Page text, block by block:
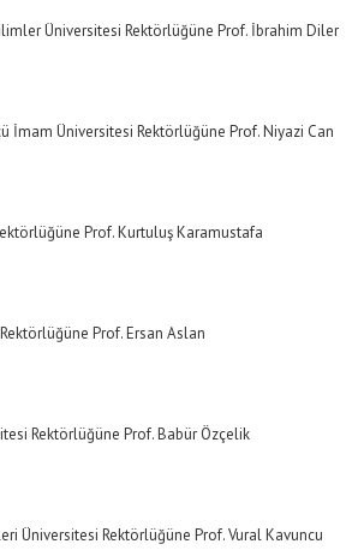
Üniversitesi Rektörlüğüne Prof. İbrahim Diler
İmam Üniversitesi Rektörlüğüne Prof. Niyazi Can
Prof. Kurtuluş Karamustafa
Prof. Ersan Aslan
Rektörlüğüne Prof. Babür Özçelik
Üniversitesi Rektörlüğüne Prof. Vural Kavuncu